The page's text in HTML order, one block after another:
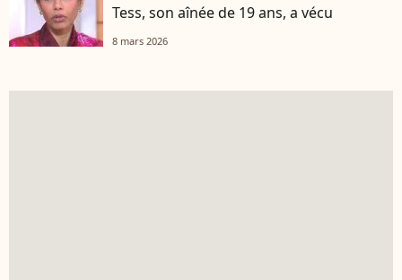
Tess, son aînée de 19 ans, a vécu
8 mars 2026